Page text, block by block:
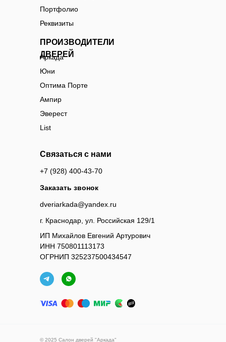
© 2025 Салон дверей "Аркада"
ИП Михайлов Евгений Артурович
ИНН 750801113173
ОГРНИП 325237500434547
Связаться с нами
dveriarkada@yandex.ru
+7 (928) 400-43-70
Заказать звонок
г. Краснодар, ул. Российская 129/1
ПРОИЗВОДИТЕЛИ
ДВЕРЕЙ
Аркада
Юни
Оптима Порте
Ампир
Эверест
List
Портфолио
Реквизиты